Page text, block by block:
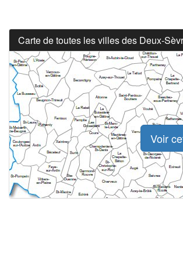
Carte de toutes les villes des Deux-
Voir